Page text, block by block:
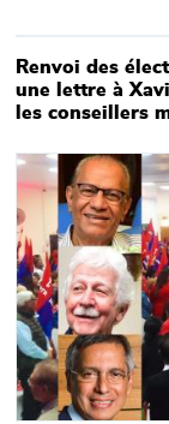
Renvoi des
une lettre à
les conseillers
Main picture